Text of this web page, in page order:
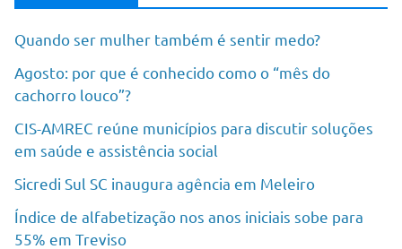
Quando ser mulher também é sentir medo?
Agosto: por que é conhecido como o “mês do
cachorro louco”?
CIS-AMREC reúne municípios para discutir soluções
em saúde e assistência social
Sicredi Sul SC inaugura agência em Meleiro
Índice de alfabetização nos anos iniciais sobe para
55% em Treviso